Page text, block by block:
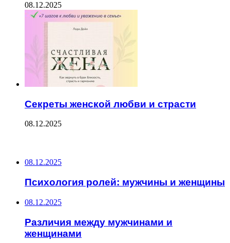
08.12.2025
Секреты женской любви и страсти
08.12.2025
08.12.2025
Психология ролей: мужчины и женщины
08.12.2025
Различия между мужчинами и
женщинами